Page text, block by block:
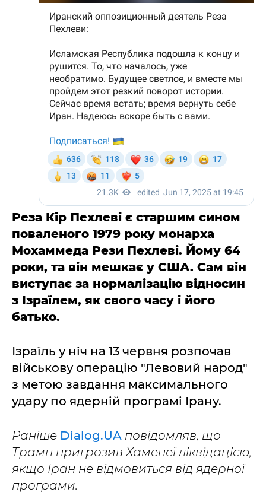
Реза Кір Пехлеві є старшим сином
поваленого 1979 року монарха
Мохаммеда Рези Пехлеві. Йому 64
роки, та він мешкає у США. Сам він
виступає за нормалізацію відносин
з Ізраїлем, як свого часу і його
батько.
Ізраїль у ніч на 13 червня розпочав
військову операцію "Левовий народ"
з метою завдання максимального
удару по ядерній програмі Ірану.
Раніше Dialog.UA повідомляв, що
Трамп пригрозив Хаменеї ліквідацією,
якщо Іран не відмовиться від ядерної
програми.